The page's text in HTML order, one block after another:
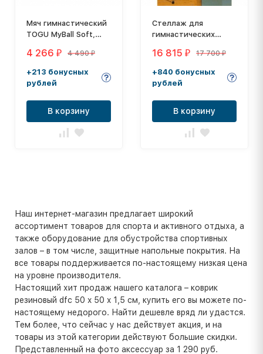
Мяч гимнастический
TOGU MyBall Soft,
4 266 ₽ 4 490₽
+213 бонусных
рублей
В корзину
Стеллаж для
гимнастических
CH-00, на 9 шт.
16 815 ₽ 17 700₽
+840 бонусных
рублей
В корзину
Наш интернет-магазин предлагает широкий
ассортимент товаров для спорта и активного отдыха, а
также оборудование для обустройства спортивных
залов – в том числе, защитные напольные покрытия. На
все товары поддерживается по-настоящему низкая цена
на уровне производителя.
Настоящий хит продаж нашего каталога – коврик
резиновый dfc 50 x 50 x 1,5 см, купить его вы можете по-
настоящему недорого. Найти дешевле вряд ли удастся.
Тем более, что сейчас у нас действует акция, и на
товары из этой категории действуют большие скидки.
Представленный на фото аксессуар за 1 290 руб.